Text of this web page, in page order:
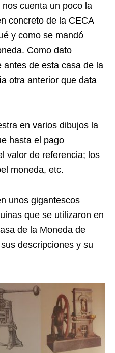
cuenta un poco la
concreto de la CECA
y como se mandó
Como dato
antes de esta casa de la
otra anterior que data
en varios dibujos la
hasta el pago
valor de referencia; los
moneda, etc.
unos gigantescos
que se utilizaron en
de la Moneda de
descripciones y su